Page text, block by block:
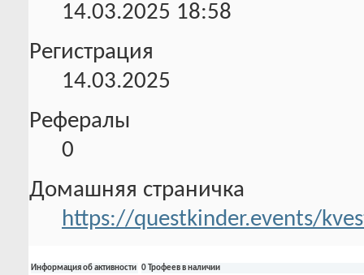
14.03.2025 18:58
Регистрация
14.03.2025
Рефералы
0
Домашняя страничка
https://questkinder.events/
Информация об активности 0 Трофеев в наличии